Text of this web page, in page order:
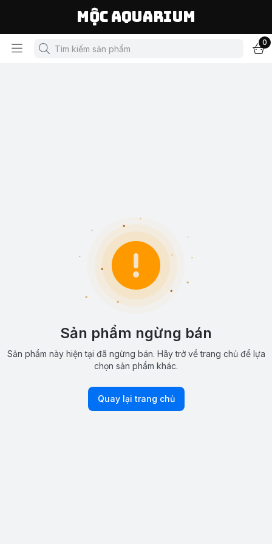
Mộc Aquarium
0
Sản phẩm ngừng bán
Sản phẩm này hiện tại đã ngừng bán. Hãy trở về trang chủ để lựa
chọn sản phẩm khác.
Quay lại trang chủ